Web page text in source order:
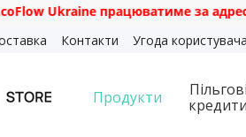
працюватиме за адресою:
Контакти Угода користувача
Продукти
Пільгові
кредити